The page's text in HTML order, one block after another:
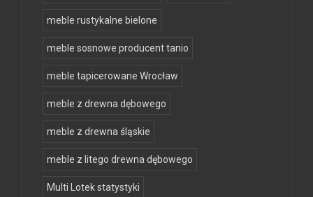
meble rustykalne bielone
meble sosnowe producent tanio
meble tapicerowane Wrocław
meble z drewna dębowego
meble z drewna śląskie
meble z litego drewna dębowego
Multi Lotek statystyki